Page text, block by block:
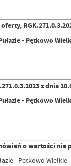
- Pętkowo
z dnia
- Pętkowo
o wartości
- Petkowo Wielkie